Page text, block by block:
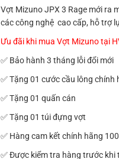
là:
2.340.000₫.
tại
1.650.000₫.
Vợt Mizuno JPX 3 Rage mới ra
các công nghệ cao cấp, hỗ trợ
Ưu đãi khi mua Vợt Mizuno tại
✅ Bảo hành 3 tháng lỗi đổi mới
✅ Tặng 01 cước cầu lông chính
✅ Tặng 01 quấn cán
✅ Tặng 01 túi đựng vợt
✅ Hàng cam kết chính hãng
✅ Được kiểm tra hàng trước khi